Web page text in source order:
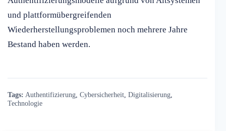
und plattformübergreifenden
Wiederherstellungsproblemen noch mehrere Jahre
Bestand haben werden.
Tags: Authentifizierung Cybersicherheit Digitalisierung
Technologie